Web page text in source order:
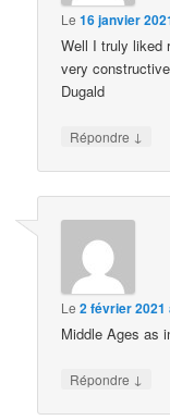
Le16 janvier
Well I truly liked
very
Dugald
Répondre ↓
Le2 février 2021
Middle Ages as
Répondre ↓